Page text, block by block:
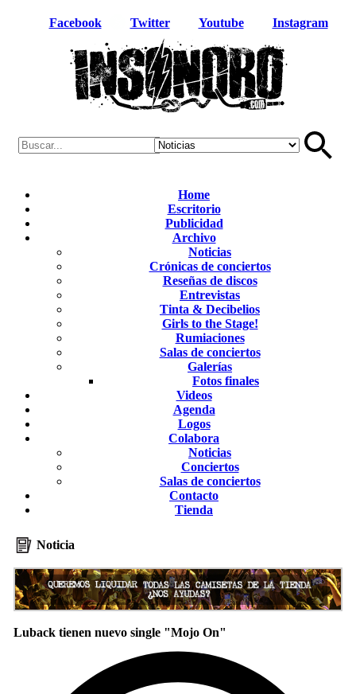
Facebook Twitter Youtube Instagram
Home
Escritorio
Publicidad
Archivo
Noticias
Crónicas de conciertos
Reseñas de discos
Entrevistas
Tinta & Decibelios
Girls to the Stage!
Rumiaciones
Salas de conciertos
Galerías
Fotos finales
Videos
Agenda
Logos
Colabora
Noticias
Conciertos
Salas de conciertos
Contacto
Tienda
Noticia
Luback tienen nuevo single "Mojo On"